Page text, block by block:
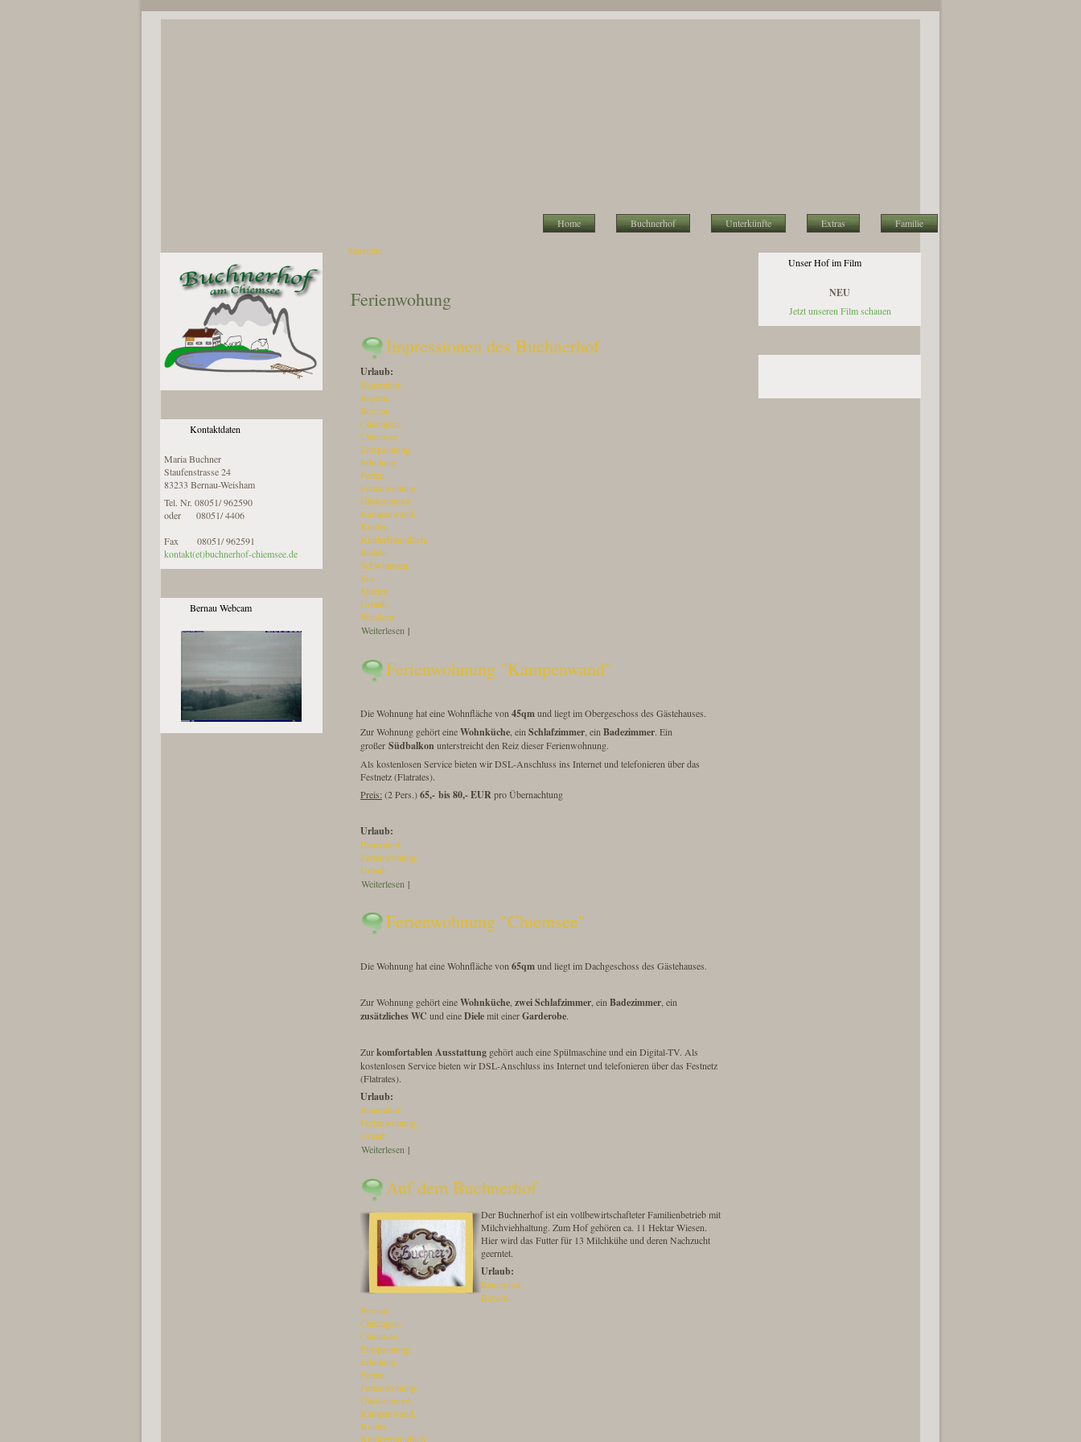
Home Buchnerhof Unterkünfte Extras Familie
Kontaktdaten
Maria Buchner
Staufenstrasse 24
83233 Bernau-Weisham
Tel. Nr. 08051/ 962590
oder 08051/ 4406
Fax 08051/ 962591
kontakt(et)buchnerhof-chiemsee.de
Bernau Webcam
Startseite
Ferienwohung
Impressionen des Buchnerhof
Urlaub:
Bauernhof
Bayern
Bernau
Chiemgau
Chiemsee
Entspannung
Erholung
Ferien
Ferienwohung
Gästezimmer
Kampenwand
Kinder
Kinderfreundlich
Radeln
Schwimmen
Ski
Spielen
Urlaub
Wandern
Weiterlesen über Impressionen des Buchnerhof
|
Ferienwohnung "Kampenwand"
Die Wohnung hat eine Wohnfläche von 45qmund liegt im Obergeschoss des Gästehauses.
Zur Wohnung gehört eineWohnküche , ein Schlafzimmer , ein Badezimmer. Ein
großer Südbalkon unterstreicht den Reiz dieser Ferienwohnung.
Als kostenlosen Service bieten wir DSL-Anschluss ins Internet und telefonieren über das
Festnetz (Flatrates).
Preis: (2 Pers.)65,- bis 80,- EURpro Übernachtung
Urlaub:
Bauernhof
Ferienwohung
Urlaub
Weiterlesen über Ferienwohnung "Kampenwand"
|
Ferienwohnung "Chiemsee"
Die Wohnung hat eine Wohnfläche von65qmund liegt im Dachgeschoss des Gästehauses.
Zur Wohnung gehört eineWohnküche,zwei Schlafzimmer, einBadezimmer, ein
zusätzliches WC und eineDielemit einerGarderobe.
Zurkomfortablen Ausstattung gehört auch eine Spülmaschine und ein Digital-TV. Als
kostenlosen Service bieten wir DSL-Anschluss ins Internet und telefonieren über das Festnetz
(Flatrates).
Urlaub:
Bauernhof
Ferienwohung
Urlaub
Weiterlesen über Ferienwohnung "Chiemsee"
|
Auf dem Buchnerhof
Der Buchnerhof ist ein vollbewirtschafteter Familienbetrieb mit
Milchviehhaltung. Zum Hof gehören ca. 11 Hektar Wiesen.
Hier wird das Futter für 13 Milchkühe und deren Nachzucht
geerntet.
Urlaub:
Bauernhof
Bayern
Bernau
Chiemgau
Chiemsee
Entspannung
Erholung
Ferien
Ferienwohung
Gästezimmer
Kampenwand
Kinder
Kinderfreundlich
Unser Hof im Film
NEU
Jetzt unseren Film schauen